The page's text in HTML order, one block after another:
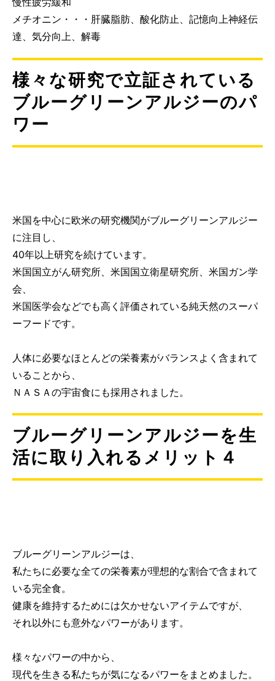
メチオニン・・・肝臓脂肪、酸化防止、記憶向上神経伝
達、気分向上、解毒
様々な研究で立証されている
ブルーグリーンアルジーのパ
ワー
米国を中心に欧米の研究機関がブルーグリーンアルジー
に注目し、
40年以上研究を続けています。
米国国立がん研究所、米国国立衛星研究所、米国ガン学
会、
米国医学会などでも高く評価されている純天然のスーパ
ーフードです。
人体に必要なほとんどの栄養素がバランスよく含まれて
いることから、
ＮＡＳＡの宇宙食にも採用されました。
ブルーグリーンアルジーを生
活に取り入れるメリット４
ブルーグリーンアルジーは、
私たちに必要な全ての栄養素が理想的な割合で含まれて
いる完全食。
健康を維持するためには欠かせないアイテムですが、
それ以外にも意外なパワーがあります。
様々なパワーの中から、
現代を生きる私たちが気になるパワーをまとめました。